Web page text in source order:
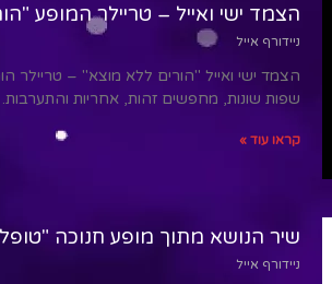
הצמד ישי ואייל – טריילר המופע
ניידורף אייל
הצמד ישי ואייל "הורים ללא מוצא" – טריילר
שפות שונות, מחפשים זהות, אחריות והתערבות.
קראו עוד »
שיר הנושא מתוך מופע חנוכה
ניידורף אייל